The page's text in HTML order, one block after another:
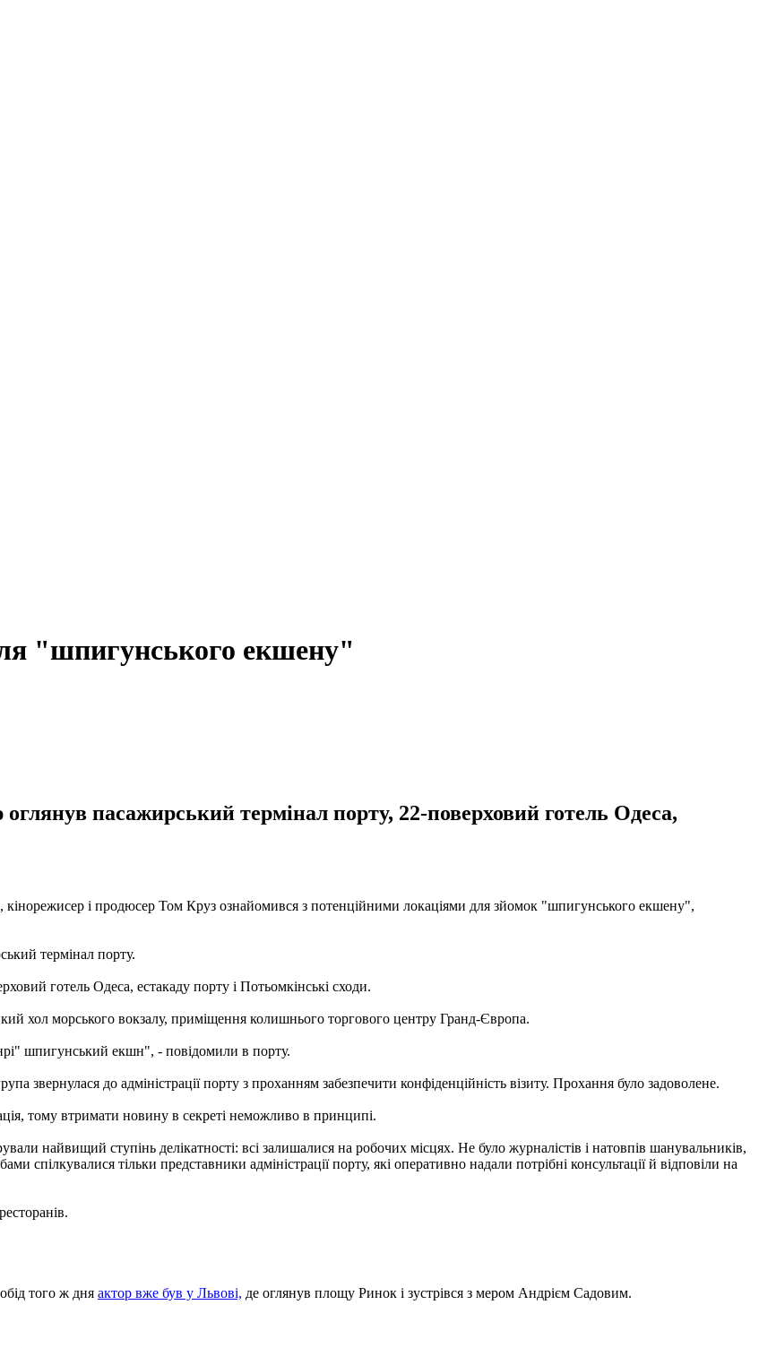
"шпигунського екшену"
пасажирський термінал порту, 22-поверховий готель Одеса,
кінорежисер і продюсер Том Круз ознайомився з потенційними локаціями для зйомок "шпигунського екшену",
термінал порту.
готель Одеса, естакаду порту і Потьомкінські сходи.
хол морського вокзалу, приміщення колишнього торгового центру Гранд-Європа.
шпигунський екшн", - повідомили в порту.
звернулася до адміністрації порту з проханням забезпечити конфіденційність візиту. Прохання було задоволене.
тому втримати новину в секреті неможливо в принципі.
найвищий ступінь делікатності: всі залишалися на робочих місцях. Не було журналістів і натовпів шанувальників,
спілкувалися тільки представники адміністрації порту, які оперативно надали потрібні консультації й відповіли на
того ж дня актор вже був у Львові, де оглянув площу Ринок і зустрівся з мером Андрієм Садовим.